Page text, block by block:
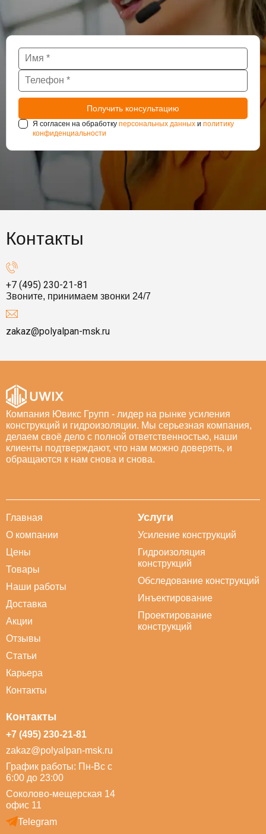
Я согласен на обработку персональных данных и политику
конфиденциальности
Контакты
+7 (495) 230-21-81
Звоните, принимаем звонки 24/7
zakaz@polyalpan-msk.ru
Компания Ювикс Групп - лидер на рынке усиления
конструкций и гидроизоляции. Мы серьезная компания,
делаем своё дело с полной ответственностью, наши
клиенты подтверждают, что нам можно доверять, и
обращаются к нам снова и снова.
Главная
О компании
Цены
Товары
Наши работы
Доставка
Акции
Отзывы
Статьи
Карьера
Контакты
Услуги
Усиление конструкций
Гидроизоляция
конструкций
Обследование конструкций
Инъектирование
Проектирование
конструкций
Контакты
+7 (495) 230-21-81
zakaz@polyalpan-msk.ru
График работы: Пн-Вс с
6:00 до 23:00
Соколово-мещерская 14
офис 11
Telegram